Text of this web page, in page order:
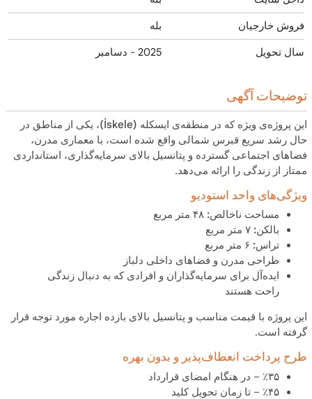
فروش خارجیان بله
سال تحویل 2025 - دسامبر
توضیحات آگهی
این پروژه‌ی ویژه که در منطقه‌ی ایسکله (İskele)
، یکی از مناطق در
حال رشد سریع قبرس شمالی واقع شده است، با معماری مدرن،
فضاهای اجتماعی گستردهو پتانسیل بالای سرمایه‌گذاری، استانداردی
ممتاز از زندگی را ارائه می‌دهد.
ویژگی‌های واحد استودیو
مساحت ناخالص:۴۸ متر مربع
بالکن:۷ متر مربع
تراس:۶ متر مربع
طراحی مدرن و فضاهای داخلی دلباز
ایده‌آل برای سرمایه‌گذاران و افرادی که به دنبال زندگی
راحت هستند
این پروژه با قیمت مناسبو پتانسیل بالای بازده اجارهمورد توجه قرار
گرفته است.
طرح پرداخت انعطاف‌پذیر و بدون بهره
٪۳۵ –
در هنگام امضای قرارداد
٪۴۵ –
تا زمان تحویل کلید